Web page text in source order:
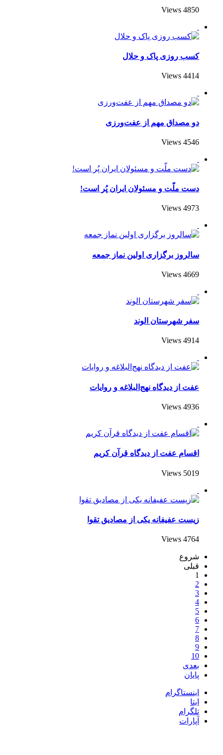
4850 Views
کسب روزی پاک و حلال
4414 Views
دو مصداق مهم از عفت‌ورزی
4546 Views
دست ملّت و مسئولان ایران پُر است!
4973 Views
سالروز برگزاری اولین نماز جمعه
4669 Views
سفر شهرستان الوند
4914 Views
عفت از دیدگاه نهج‌البلاغه و روایات
4936 Views
اقسام عفت از دیدگاه قرآن کریم
5019 Views
زیست عفیفانه یکی از مصادیق تقوا
4764 Views
شروع
قبلی
1
2
3
4
5
6
7
8
9
10
بعدی
پایان
اینستاگرام
ایتا
تلگرام
آپارات